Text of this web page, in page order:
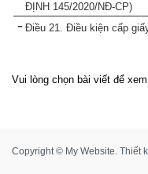
ĐỊNH 145/2020/NĐ-CP)
Điều 21. Điều kiện cấp
Vui lòng chọn bài viết để
Copyright © My Website. Thiết